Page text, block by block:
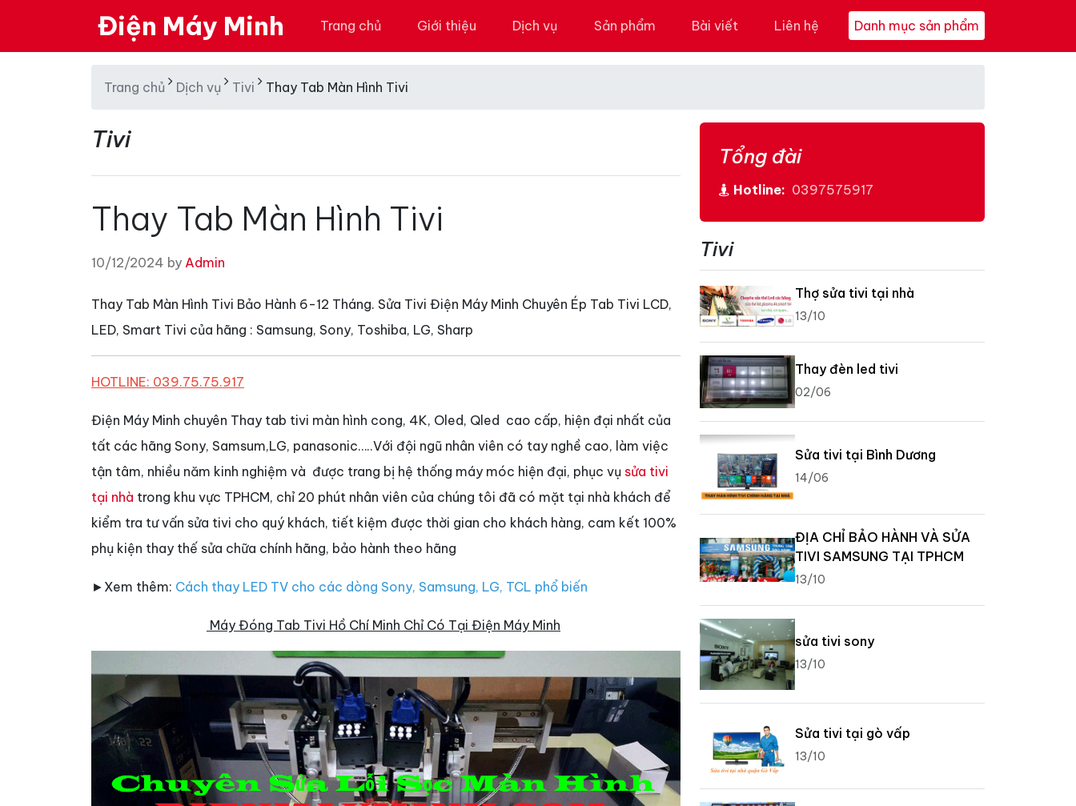
Điện Máy Minh Trang chủ Giới thiệu Dịch vụ Sản phẩm Bài viết Liên hệ Danh mục sản phẩm
Trang chủ Dịch vụ Tivi Thay Tab Màn Hình Tivi
Tivi
Thay Tab Màn Hình Tivi
10/12/2024 by Admin
Thay Tab Màn Hình Tivi Bảo Hành 6-12 Tháng. Sửa Tivi Điện Máy Minh Chuyên Ép Tab Tivi LCD,
LED, Smart Tivi của hãng : Samsung, Sony, Toshiba, LG, Sharp
HOTLINE: 039.75.75.917
Điện Máy Minh chuyên Thay tab tivi màn hình cong, 4K, Oled, Qled cao cấp, hiện đại nhất của
tất các hãng Sony, Samsum,LG, panasonic…..Với đội ngũ nhân viên có tay nghề cao, làm việc
tận tâm, nhiều năm kinh nghiệm và được trang bị hệ thống máy móc hiện đại, phục vụ sửa tivi
tại nhà trong khu vực TPHCM, chỉ 20 phút nhân viên của chúng tôi đã có mặt tại nhà khách để
kiểm tra tư vấn sửa tivi cho quý khách, tiết kiệm được thời gian cho khách hàng, cam kết 100%
phụ kiện thay thế sửa chữa chính hãng, bảo hành theo hãng
►Xem thêm: Cách thay LED TV cho các dòng Sony, Samsung, LG, TCL phổ biến
Máy Đóng Tab Tivi Hồ Chí Minh Chỉ Có Tại Điện Máy Minh
Tổng đài
Hotline: 0397575917
Tivi
Thợ sửa tivi tại nhà
13/10
Thay đèn led tivi
02/06
Sửa tivi tại Bình Dương
14/06
ĐỊA CHỈ BẢO HÀNH VÀ SỬA
TIVI SAMSUNG TẠI TPHCM
13/10
sửa tivi sony
13/10
Sửa tivi tại gò vấp
13/10